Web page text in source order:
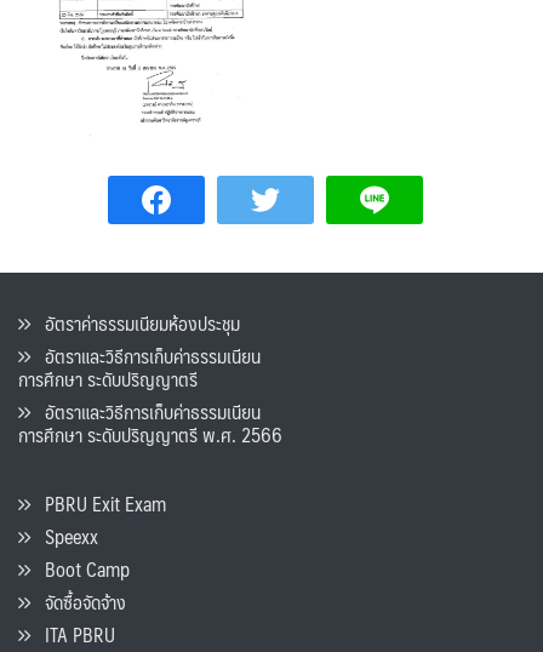
อัตราค่าธรรมเนียมห้องประชุม
อัตราและวิธีการเก็บค่าธรรมเนียน
การศึกษา ระดับปริญญาตรี
อัตราและวิธีการเก็บค่าธรรมเนียน
การศึกษา ระดับปริญญาตรี พ.ศ. 2566
PBRU Exit Exam
Speexx
Boot Camp
จัดซื้อจัดจ้าง
ITA PBRU